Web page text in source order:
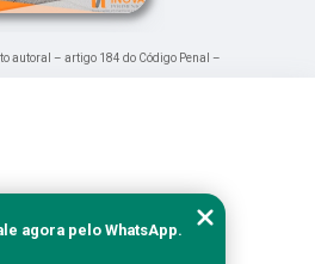
autoral – artigo 184 do Código Penal –
agora pelo WhatsApp.